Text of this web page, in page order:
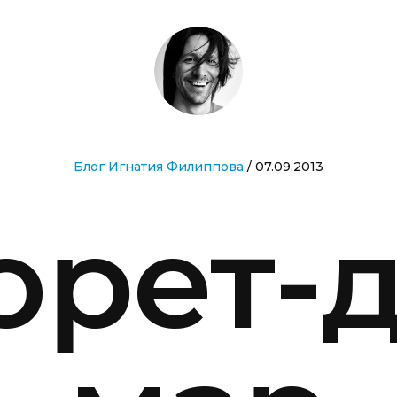
Блог Игнатия Филиппова / 07.09.2013